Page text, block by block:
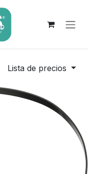
Lista de precios